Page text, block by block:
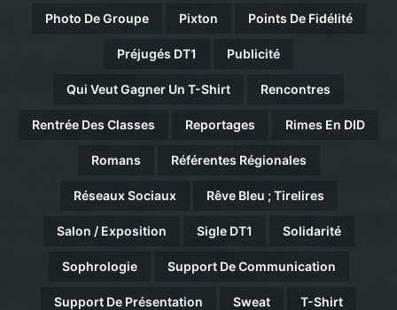
Photo De Groupe Pixton Points De Fidélité
Préjugés DT1 Publicité
Qui Veut Gagner Un T-Shirt Rencontres
Rentrée Des Classes Reportages Rimes En DID
Romans Référentes Régionales
Réseaux Sociaux Rêve Bleu ; Tirelires
Salon / Exposition Sigle DT1 Solidarité
Sophrologie Support De Communication
Support De Présentation Sweat T-Shirt